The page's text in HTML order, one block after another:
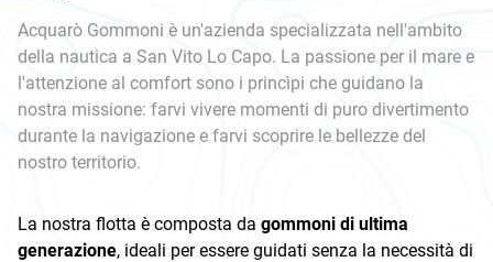
Acquarò Gommoni è un'azienda specializzata nell'ambito
della nautica a San Vito Lo Capo. La passione per il mare e
l'attenzione al comfort sono i princìpi che guidano la
nostra missione: farvi vivere momenti di puro divertimento
durante la navigazione e farvi scoprire le bellezze del
nostro territorio.
La nostra flotta è composta da gommoni di ultima
generazione, ideali per essere guidati senza la necessità di